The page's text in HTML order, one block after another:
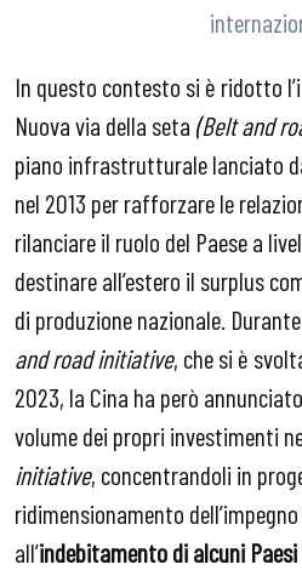
In questo contesto si è ridotto
Nuova via della seta (Belt and
piano infrastrutturale lanciato
nel 2013 per rafforzare le
rilanciare il ruolo del Paese a
destinare all’estero il surplus
di produzione nazionale.
and road initiative, che si è
2023, la Cina ha però
volume dei propri investimenti
initiative, concentrandoli in
ridimensionamento
all’indebitamento di alcuni Paesi